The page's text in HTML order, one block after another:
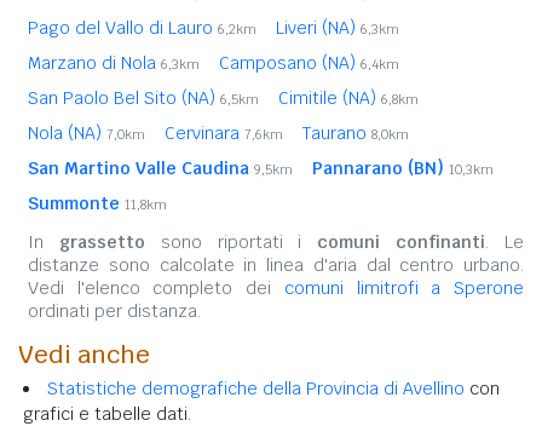
Pago del Vallo di Lauro 6,2km Liveri (NA) 6,3km
Marzano di Nola 6,3km Camposano (NA) 6,4km
San Paolo Bel Sito (NA) 6,5km Cimitile (NA) 6,8km
Nola (NA) 7,0km Cervinara 7,6km Taurano 8,0km
San Martino Valle Caudina 9,5km Pannarano (BN) 10,3km
Summonte 11,8km
In grassetto sono riportati i comuni confinanti. Le
distanze sono calcolate in linea d'aria dal centro urbano.
Vedi l'elenco completo dei comuni limitrofi a Sperone
ordinati per distanza.
Vedi anche
Statistiche demografiche della Provincia di Avellino con
grafici e tabelle dati.